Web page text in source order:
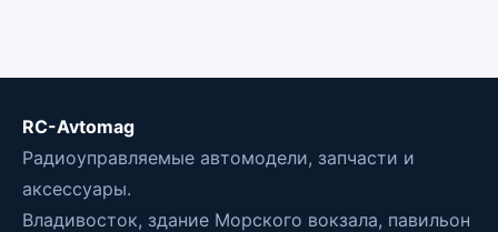
RC-Avtomag
Радиоуправляемые автомодели, запчасти и
аксессуары.
Владивосток, здание Морского вокзала, павильон